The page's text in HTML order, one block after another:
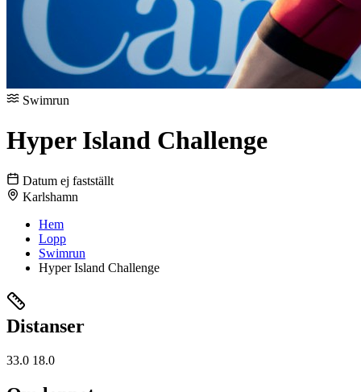
Swimrun
Hyper Island Challenge
Datum ej fastställt
Karlshamn
Hem
Lopp
Swimrun
Hyper Island Challenge
Distanser
33.0 18.0